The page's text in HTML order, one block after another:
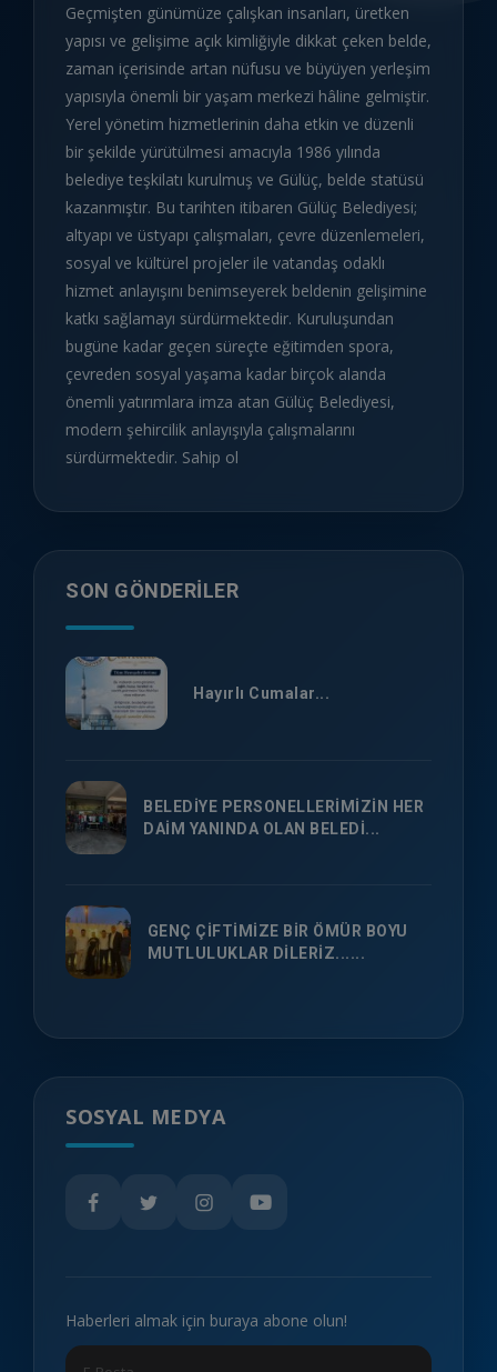
Geçmişten günümüze çalışkan insanları, üretken
yapısı ve gelişime açık kimliğiyle dikkat çeken belde,
zaman içerisinde artan nüfusu ve büyüyen yerleşim
yapısıyla önemli bir yaşam merkezi hâline gelmiştir.
Yerel yönetim hizmetlerinin daha etkin ve düzenli
bir şekilde yürütülmesi amacıyla 1986 yılında
belediye teşkilatı kurulmuş ve Gülüç, belde statüsü
kazanmıştır. Bu tarihten itibaren Gülüç Belediyesi;
altyapı ve üstyapı çalışmaları, çevre düzenlemeleri,
sosyal ve kültürel projeler ile vatandaş odaklı
hizmet anlayışını benimseyerek beldenin gelişimine
katkı sağlamayı sürdürmektedir. Kuruluşundan
bugüne kadar geçen süreçte eğitimden spora,
çevreden sosyal yaşama kadar birçok alanda
önemli yatırımlara imza atan Gülüç Belediyesi,
modern şehircilik anlayışıyla çalışmalarını
sürdürmektedir. Sahip ol
SON GÖNDERILER
Hayırlı Cumalar...
BELEDİYE PERSONELLERİMİZİN HER
DAİM YANINDA OLAN BELEDİ...
GENÇ ÇİFTİMİZE BİR ÖMÜR BOYU
MUTLULUKLAR DİLERİZ......
SOSYAL MEDYA
Haberleri almak için buraya abone olun!